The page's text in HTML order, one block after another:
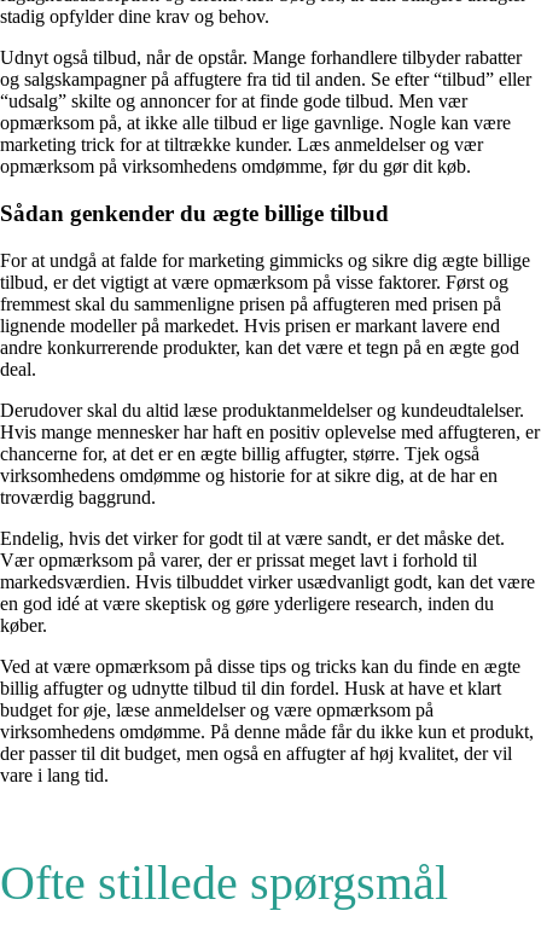
stadig opfylder dine krav og behov.
Udnyt også tilbud, når de opstår. Mange forhandlere tilbyder rabatter
og salgskampagner på affugtere fra tid til anden. Se efter “tilbud” eller
“udsalg” skilte og annoncer for at finde gode tilbud. Men vær
opmærksom på, at ikke alle tilbud er lige gavnlige. Nogle kan være
marketing trick for at tiltrække kunder. Læs anmeldelser og vær
opmærksom på virksomhedens omdømme, før du gør dit køb.
Sådan genkender du ægte billige tilbud
For at undgå at falde for marketing gimmicks og sikre dig ægte billige
tilbud, er det vigtigt at være opmærksom på visse faktorer. Først og
fremmest skal du sammenligne prisen på affugteren med prisen på
lignende modeller på markedet. Hvis prisen er markant lavere end
andre konkurrerende produkter, kan det være et tegn på en ægte god
deal.
Derudover skal du altid læse produktanmeldelser og kundeudtalelser.
Hvis mange mennesker har haft en positiv oplevelse med affugteren, er
chancerne for, at det er en ægte billig affugter, større. Tjek også
virksomhedens omdømme og historie for at sikre dig, at de har en
troværdig baggrund.
Endelig, hvis det virker for godt til at være sandt, er det måske det.
Vær opmærksom på varer, der er prissat meget lavt i forhold til
markedsværdien. Hvis tilbuddet virker usædvanligt godt, kan det være
en god idé at være skeptisk og gøre yderligere research, inden du
køber.
Ved at være opmærksom på disse tips og tricks kan du finde en ægte
billig affugter og udnytte tilbud til din fordel. Husk at have et klart
budget for øje, læse anmeldelser og være opmærksom på
virksomhedens omdømme. På denne måde får du ikke kun et produkt,
der passer til dit budget, men også en affugter af høj kvalitet, der vil
vare i lang tid.
Ofte stillede spørgsmål